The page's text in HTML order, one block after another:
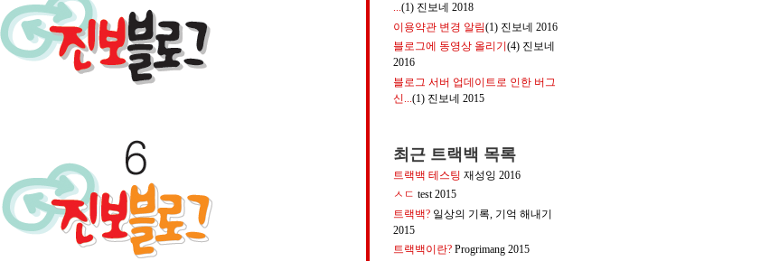
...(1) 진보네 2018
이용약관 변경 알림(1) 진보네 2016
블로그에 동영상 올리기 (4) 진보네
2016
블로그 서버 업데이트로 인한 버그
신...(1) 진보네 2015
최근 트랙백 목록
트랙백 테스팅 재성잉 2016
ㅅㄷ test 2015
트랙백? 일상의 기록, 기억 해내기
2015
트랙백이란? Progrimang 2015